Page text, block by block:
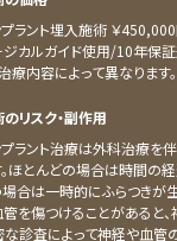
プラント埋入施術 ￥
ジカルガイド使用/10年保
療内容によって異なります。
リスク・副作用
プラント治療は外科治療を
。ほとんどの場合は時間の
合は一時的にふらつきが
管を傷つけることがあると
診査によって神経や血管